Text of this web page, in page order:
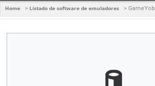
navigation
Home > Listado de software de emuladores > GameYob